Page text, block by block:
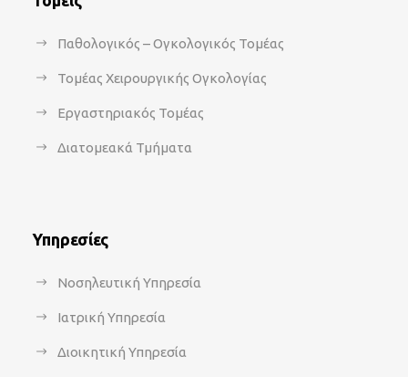
Παθολογικός – Ογκολογικός Τομέας
Τομέας Χειρουργικής Ογκολογίας
Εργαστηριακός Τομέας
Διατομεακά Τμήματα
Υπηρεσίες
Νοσηλευτική Υπηρεσία
Ιατρική Υπηρεσία
Διοικητική Υπηρεσία